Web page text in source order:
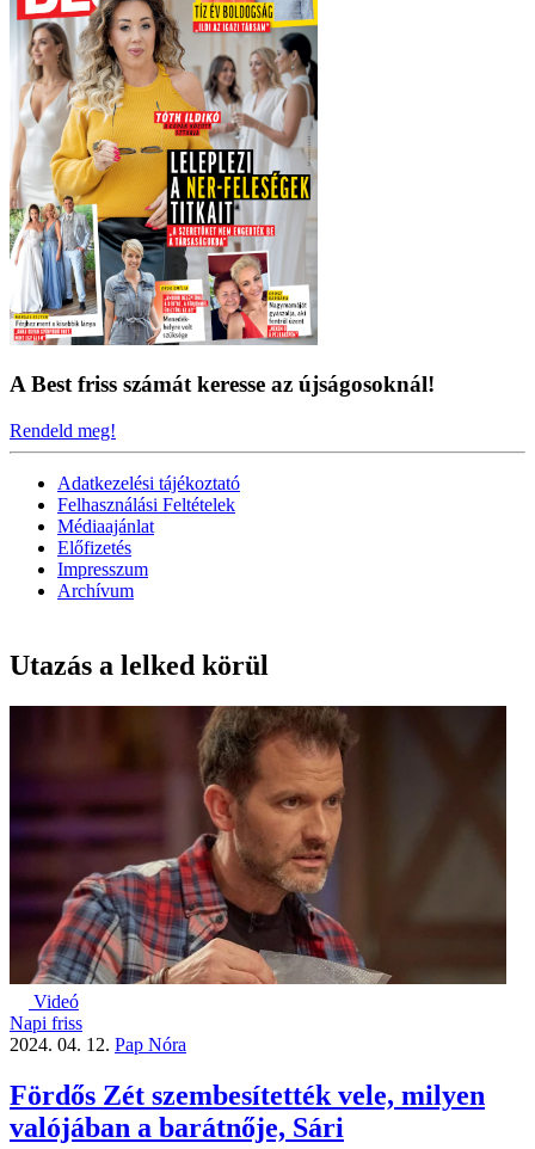
A Best friss számát keresse az újságosoknál!
Rendeld meg!
Adatkezelési tájékoztató
Felhasználási Feltételek
Médiaajánlat
Előfizetés
Impresszum
Archívum
Utazás a lelked körül
Videó
Napi friss
2024. 04. 12. Pap Nóra
Fördős Zét szembesítették vele, milyen
valójában a barátnője, Sári